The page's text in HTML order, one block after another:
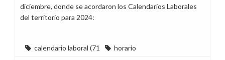
diciembre, donde se acordaron los Calendarios Laborales
del territorio para 2024:
calendario laboral (71 horario